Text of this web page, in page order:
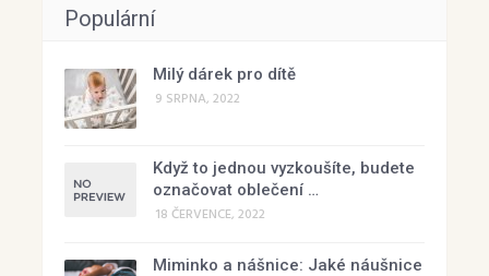
Populární
Milý dárek pro dítě
9 SRPNA, 2022
Když to jednou vyzkoušíte, budete
označovat oblečení …
18 ČERVENCE, 2022
Miminko a nášnice: Jaké náušnice